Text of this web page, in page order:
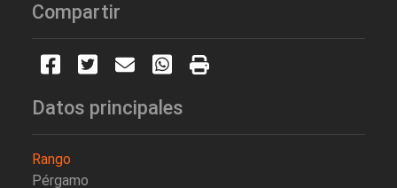
Compartir
Datos principales
Rango
Pérgamo